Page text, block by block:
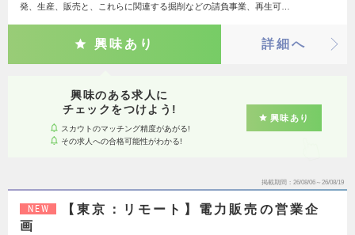
発、生産、販売と、これらに関連する掘削などの請負事業、再生可…
興味あり 詳細へ
興味のある求人に
チェックをつけよう!
スカウトのマッチング精度があがる!
その求人への合格可能性がわかる!
興味あり
掲載期間 26/08/06～26/08/19
NEW
【東京：リモート】電力販売の営業企
画